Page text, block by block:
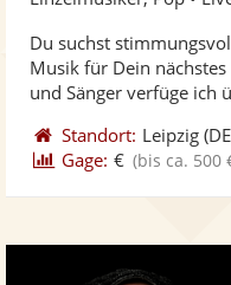
Du suchst
Musik für Dein
und Sänger verfüge ich
Standort: Leipzig
Gage: € (bis ca.